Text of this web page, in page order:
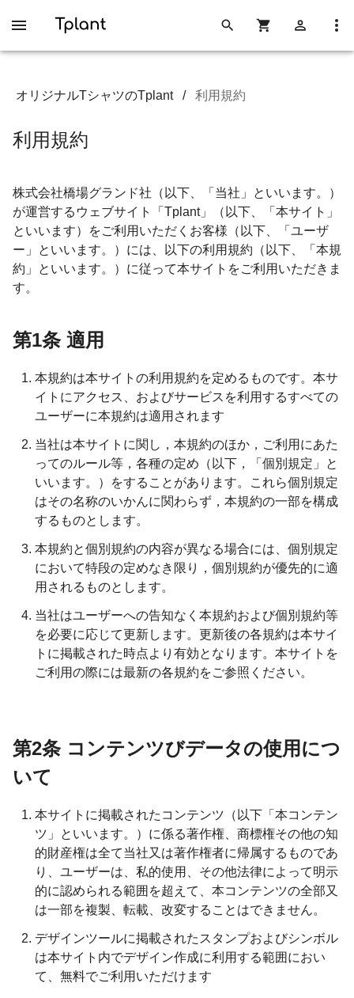
オリジナルTシャツのTplant / 利用規約
利用規約
株式会社橋場グランド社（以下、「当社」といいます。）
が運営するウェブサイト「Tplant」（以下、「本サイト」
といいます）をご利用いただくお客様（以下、「ユーザ
ー」といいます。）には、以下の利用規約（以下、「本規
約」といいます。）に従って本サイトをご利用いただきま
す。
第1条 適用
本規約は本サイトの利用規約を定めるものです。本サ
イトにアクセス、およびサービスを利用するすべての
ユーザーに本規約は適用されます
当社は本サイトに関し，本規約のほか，ご利用にあた
ってのルール等，各種の定め（以下，「個別規定」と
いいます。）をすることがあります。これら個別規定
はその名称のいかんに関わらず，本規約の一部を構成
するものとします。
本規約と個別規約の内容が異なる場合には、個別規定
において特段の定めなき限り，個別規約が優先的に適
用されるものとします。
当社はユーザーへの告知なく本規約および個別規約等
を必要に応じて更新します。更新後の各規約は本サイ
トに掲載された時点より有効となります。本サイトを
ご利用の際には最新の各規約をご参照ください。
第2条 コンテンツびデータの使用につ
いて
本サイトに掲載されたコンテンツ（以下「本コンテン
ツ」といいます。）に係る著作権、商標権その他の知
的財産権は全て当社又は著作権者に帰属するものであ
り、ユーザーは、私的使用、その他法律によって明示
的に認められる範囲を超えて、本コンテンツの全部又
は一部を複製、転載、改変することはできません。
デザインツールに掲載されたスタンプおよびシンボル
は本サイト内でデザイン作成に利用する範囲におい
て、無料でご利用いただけます